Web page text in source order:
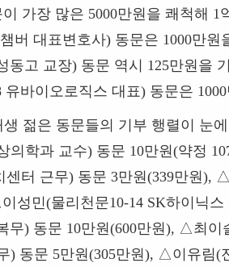
이 가장 많은 5000만원을 쾌척해 1
버 대표변호사) 동문은 1000만원
동고 교장) 동문 역시 125만원을
유바이오로직스 대표) 동문은 1000
생 젊은 동문들의 기부 행렬이 눈
의학과 교수) 동문 10만원(약정
센터 근무) 동문 3만원(339만원), △
이성민(물리천문10-14 SK하이닉스
무) 동문 10만원(600만원), △최이
) 동문 5만원(305만원), △이유림(